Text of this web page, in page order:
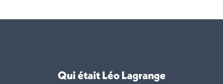
Qui était Léo Lagrange